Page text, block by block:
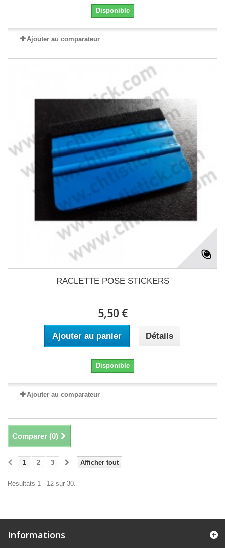
Disponible
Ajouter au comparateur
RACLETTE POSE STICKERS
5,50 €
Ajouter au panier Détails
Disponible
Ajouter au comparateur
Comparer (0)
Afficher tout
1 2 3
Résultats 1 - 12 sur 30.
Informations